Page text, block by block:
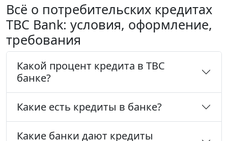
Всё о потребительских кредитах
TBC Bank: условия, оформление,
требования
Какой процент кредита в TBC
банке?
Какие есть кредиты в банке?
Какие банки дают кредиты